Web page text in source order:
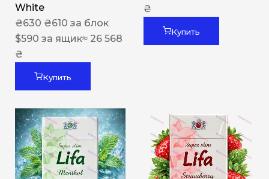
White
₴630 ₴610 за блок
$590 за ящик≈ 26 568
₴
Купить
₴
Купить